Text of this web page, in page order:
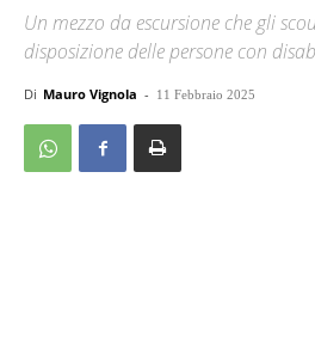
Un mezzo da escursione che gli
disposizione delle persone con
Di Mauro Vignola - 11 Febbraio 2025